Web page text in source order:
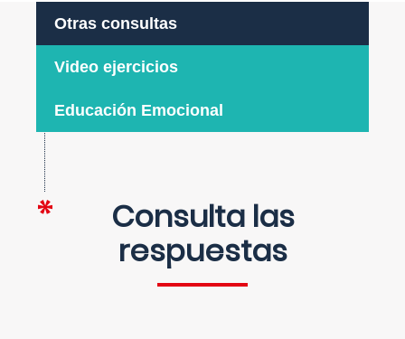
Otras consultas
Video ejercicios
Educación Emocional
Consulta las
respuestas